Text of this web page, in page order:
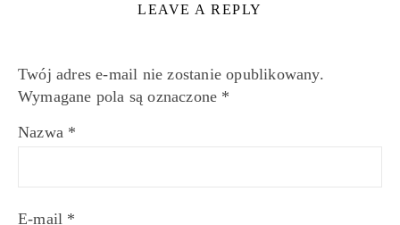
LEAVE A REPLY
Twój adres e-mail nie zostanie opublikowany.
Wymagane pola są oznaczone *
Nazwa *
E-mail *